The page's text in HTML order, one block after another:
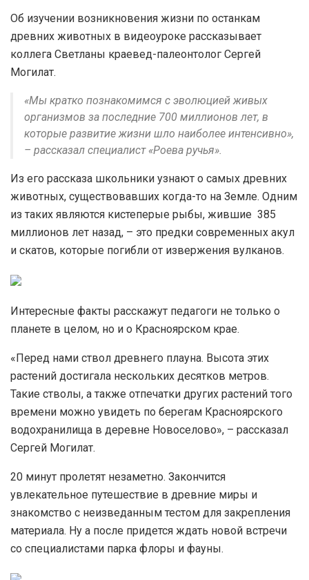
Об изучении возникновения жизни по останкам
древних животных в видеоуроке рассказывает
коллега Светланы краевед-палеонтолог Сергей
Могилат.
«Мы кратко познакомимся с эволюцией живых
организмов за последние 700 миллионов лет, в
которые развитие жизни шло наиболее интенсивно»,
– рассказал специалист «Роева ручья».
Из его рассказа школьники узнают о самых древних
животных, существовавших когда-то на Земле. Одним
из таких являются кистеперые рыбы, жившие 385
миллионов лет назад, – это предки современных акул
и скатов, которые погибли от извержения вулканов.
Интересные факты расскажут педагоги не только о
планете в целом, но и о Красноярском крае.
«Перед нами ствол древнего плауна. Высота этих
растений достигала нескольких десятков метров.
Такие стволы, а также отпечатки других растений того
времени можно увидеть по берегам Красноярского
водохранилища в деревне Новоселово», – рассказал
Сергей Могилат.
20 минут пролетят незаметно. Закончится
увлекательное путешествие в древние миры и
знакомство с неизведанным тестом для закрепления
материала. Ну а после придется ждать новой встречи
со специалистами парка флоры и фауны.